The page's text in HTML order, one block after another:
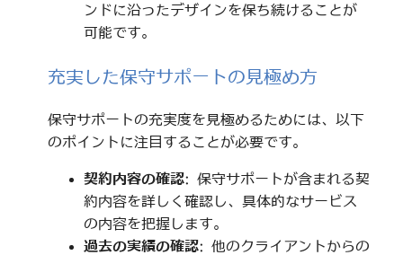
ンドに沿ったデザインを保ち続けることが
可能です。
充実した保守サポートの見極め方
保守サポートの充実度を見極めるためには、以下
のポイントに注目することが必要です。
契約内容の確認: 保守サポートが含まれる契
約内容を詳しく確認し、具体的なサービス
の内容を把握します。
過去の実績の確認: 他のクライアントからの